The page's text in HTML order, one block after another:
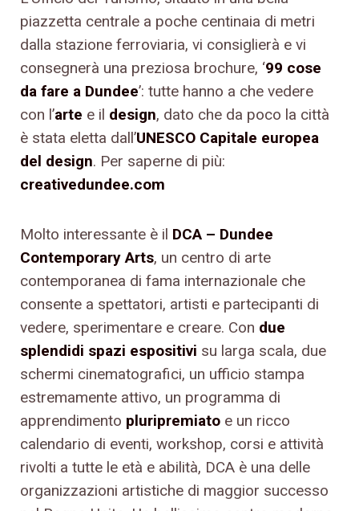
piazzetta centrale a poche centinaia di metri
dalla stazione ferroviaria, vi consiglierà e vi
consegnerà una preziosa brochure, ‘99 cose
da fare a Dundee’: tutte hanno a che vedere
con l’arte e il design, dato che da poco la città
è stata eletta dall’UNESCO Capitale europea
del design. Per saperne di più:
creativedundee.com
Molto interessante è il DCA – Dundee
Contemporary Arts, un centro di arte
contemporanea di fama internazionale che
consente a spettatori, artisti e partecipanti di
vedere, sperimentare e creare. Con due
splendidi spazi espositivi su larga scala, due
schermi cinematografici, un ufficio stampa
estremamente attivo, un programma di
apprendimento pluripremiato e un ricco
calendario di eventi, workshop, corsi e attività
rivolti a tutte le età e abilità, DCA è una delle
organizzazioni artistiche di maggior successo